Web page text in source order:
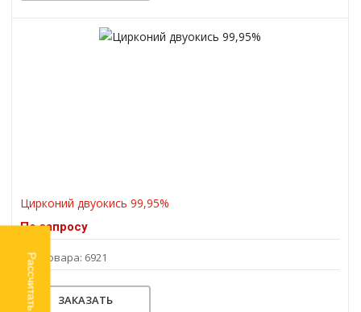
Цирконий двуокись 99,95%
По запросу
Код товара: 6921
ЗАКАЗАТЬ